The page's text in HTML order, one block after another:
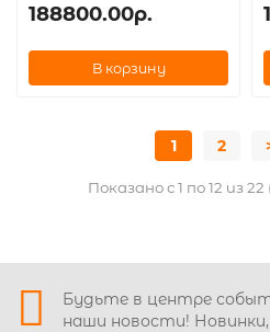
188800.00р.
В корзину
1 2
Показано с 1 по 12 из
Будьте в центре
наши новости! Новинки,